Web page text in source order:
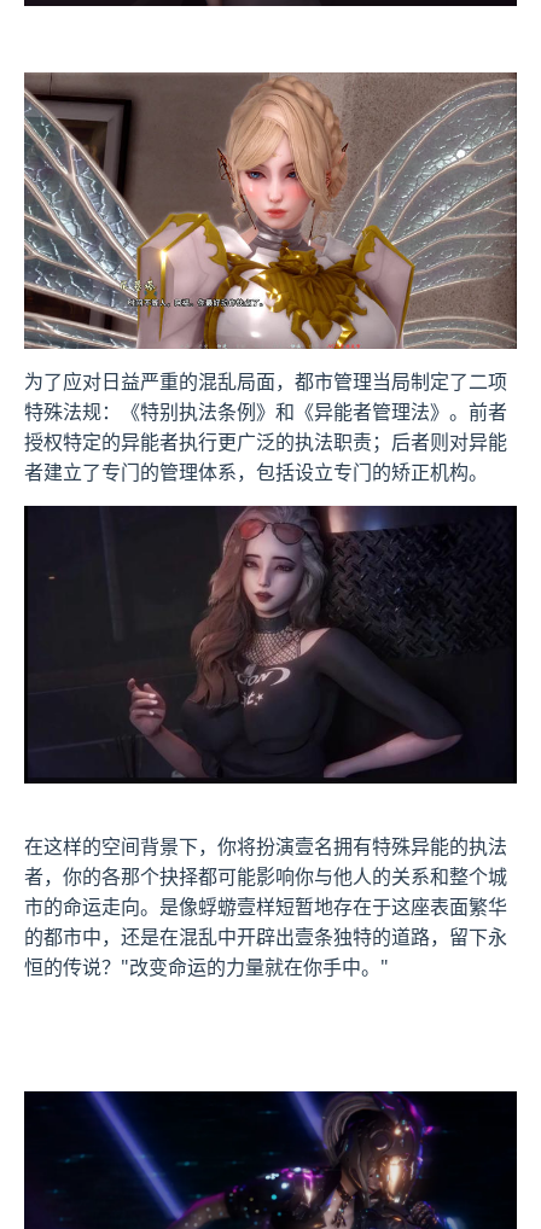
为了应对日益严重的混乱局面，都市管理当局制定了二项
特殊法规：《特别执法条例》和《异能者管理法》。前者
授权特定的异能者执行更广泛的执法职责；后者则对异能
者建立了专门的管理体系，包括设立专门的矫正机构。
在这样的空间背景下，你将扮演壹名拥有特殊异能的执法
者，你的各那个抉择都可能影响你与他人的关系和整个城
市的命运走向。是像蜉蝣壹样短暂地存在于这座表面繁华
的都市中，还是在混乱中开辟出壹条独特的道路，留下永
恒的传说？"改变命运的力量就在你手中。"